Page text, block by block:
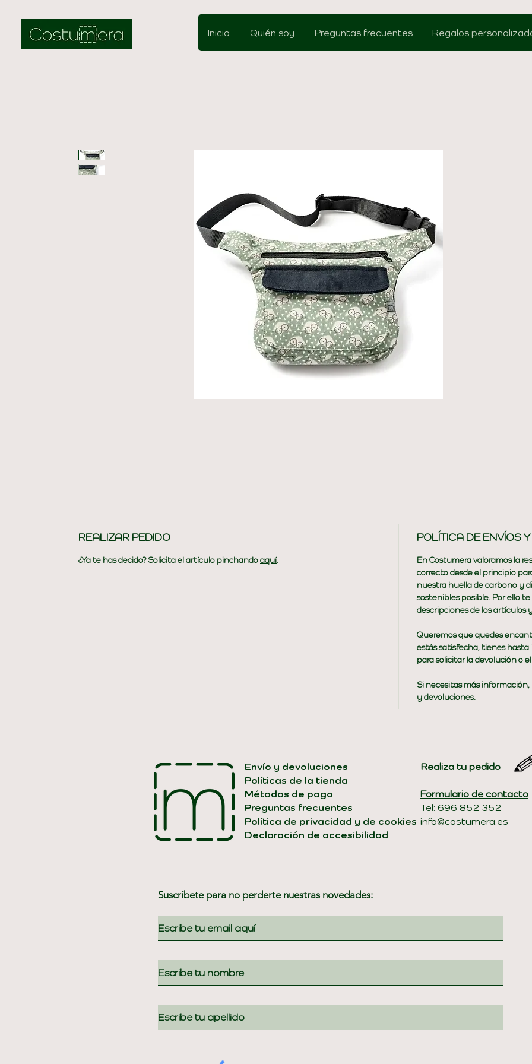
Inicio Quién soy Preguntas frecuentes Regalos
REALIZAR PEDIDO
¿Ya te has decido? Solicita el artículo pinchandoaquí.
POLÍTICA DE ENVÍOS
En Costumera valoramos la
correcto desde el principio
nuestra huella de carbono y
sostenibles posible. Por ello
descripciones de los
Queremos que quedes
estás satisfecha, tienes
para solicitar la devolución o
Si necesitas más
y devoluciones.
Envío y devoluciones
Políticas de la tienda
Métodos de pago
Preguntas frecuentes
Política de privacidad y de cookies
Declaración de accesibilidad
Formulario de contacto
Tel: 696 852 352
info@costumera.es
​​Realiza tu pedido
Suscríbete para no perderte nuestras novedades: